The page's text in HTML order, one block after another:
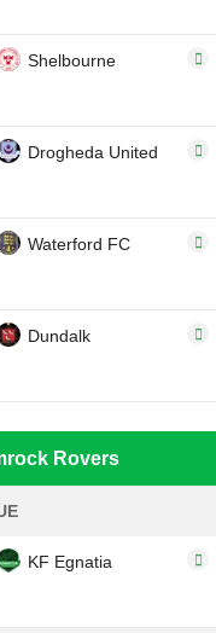
Shelbourne
Drogheda United
Waterford FC
Dundalk
Rovers
KF Egnatia